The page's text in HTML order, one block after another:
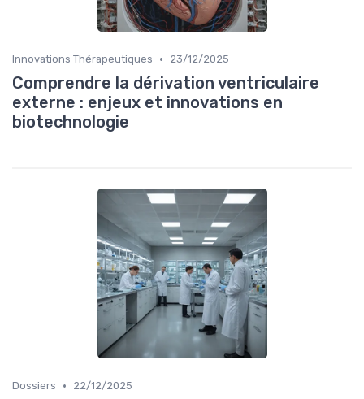
Innovations Thérapeutiques • 23/12/2025
Comprendre la dérivation ventriculaire
externe : enjeux et innovations en
biotechnologie
Dossiers • 22/12/2025